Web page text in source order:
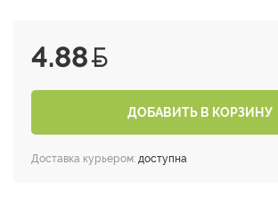
4.88
ДОБАВИТЬ В КОРЗИНУ
Доставка курьером: доступна